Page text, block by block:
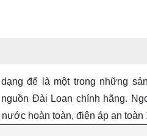
đế là một trong những
Đài Loan chính hãng.
hoàn toàn, điện áp an toàn